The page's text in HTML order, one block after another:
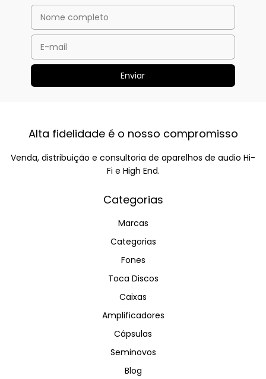
Alta fidelidade é o nosso compromisso
Venda, distribuição e consultoria de aparelhos de audio Hi-
Fi e High End.
Categorias
Marcas
Categorias
Fones
Toca Discos
Caixas
Amplificadores
Cápsulas
Seminovos
Blog